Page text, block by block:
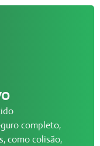
completo,
como colisão,